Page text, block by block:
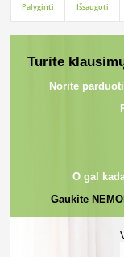
Palyginti Išsaugoti
Turite
Norite
O gal
Gaukite